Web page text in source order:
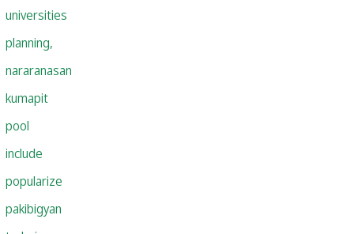
universities
planning,
nararanasan
kumapit
pool
include
popularize
pakibigyan